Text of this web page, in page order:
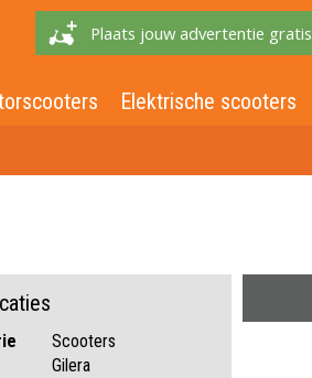
Plaats jouw advertentie gratis
Elektrische scooters
Scooters
Gilera